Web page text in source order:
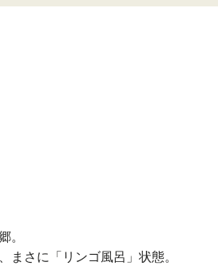
。
まさに「リンゴ風呂」状態。